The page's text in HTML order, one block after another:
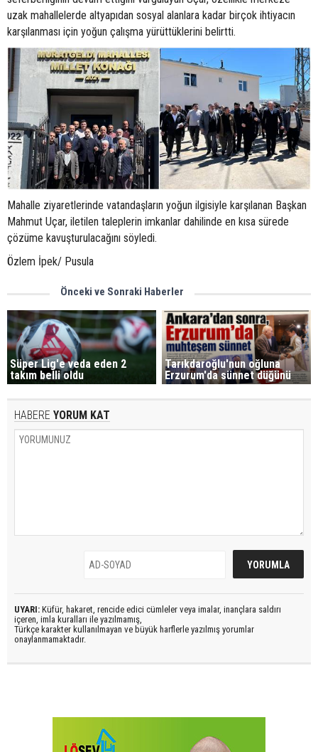
uzak mahallelerde altyapıdan sosyal alanlara kadar birçok ihtiyacın
karşılanması için yoğun çalışma yürüttüklerini belirtti.
Mahalle ziyaretlerinde vatandaşların yoğun ilgisiyle karşılanan Başkan
Mahmut Uçar, iletilen taleplerin imkanlar dahilinde en kısa sürede
çözüme kavuşturulacağını söyledi.
Özlem İpek/ Pusula
Önceki ve Sonraki Haberler
Süper Lig'e veda eden 2
takım belli oldu
Tarıkdaroğlu'nun oğluna
Erzurum'da sünnet düğünü
HABERE YORUM KAT
UYARI: Küfür, hakaret, rencide edici cümleler veya imalar, inançlara saldırı
içeren, imla kuralları ile yazılmamış,
Türkçe karakter kullanılmayan ve büyük harflerle yazılmış yorumlar
onaylanmamaktadır.